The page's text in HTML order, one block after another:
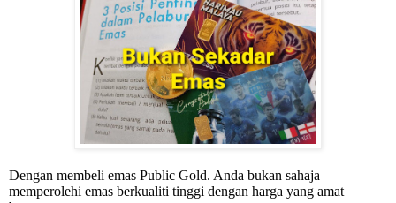
Dengan membeli emas Public Gold. Anda bukan sahaja
memperolehi emas berkualiti tinggi dengan harga yang amat